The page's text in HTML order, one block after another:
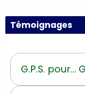
Témoignages
G.P.S.